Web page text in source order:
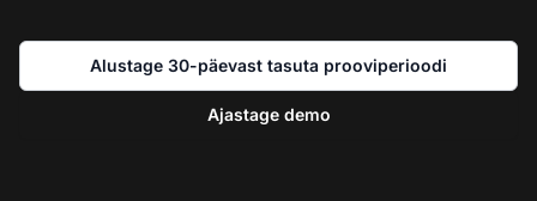
Alustage 30-päevast tasuta prooviperioodi
Ajastage demo